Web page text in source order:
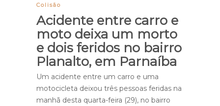
Colisão
Acidente entre carro e
moto deixa um morto
e dois feridos no bairro
Planalto, em Parnaíba
Um acidente entre um carro e uma
motocicleta deixou três pessoas feridas na
manhã desta quarta-feira (29), no bairro